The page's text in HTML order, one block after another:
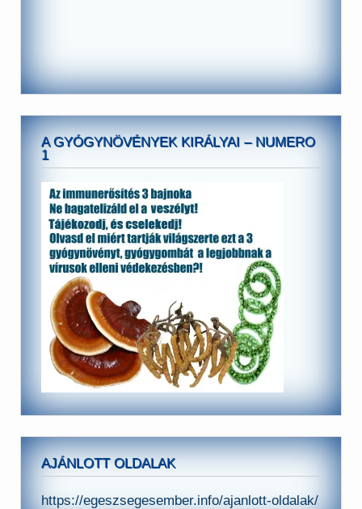
A GYÓGYNÖVÉNYEK KIRÁLYAI – NUMERO
1
AJÁNLOTT OLDALAK
https://egeszsegesember.info/ajanlott-oldalak/